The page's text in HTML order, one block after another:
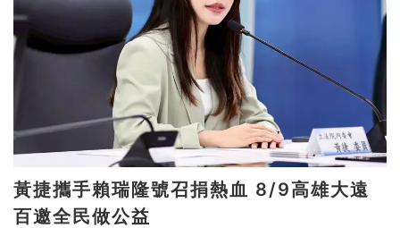
黃捷攜手賴瑞隆號召捐熱血 8/9高雄大遠
百邀全民做公益